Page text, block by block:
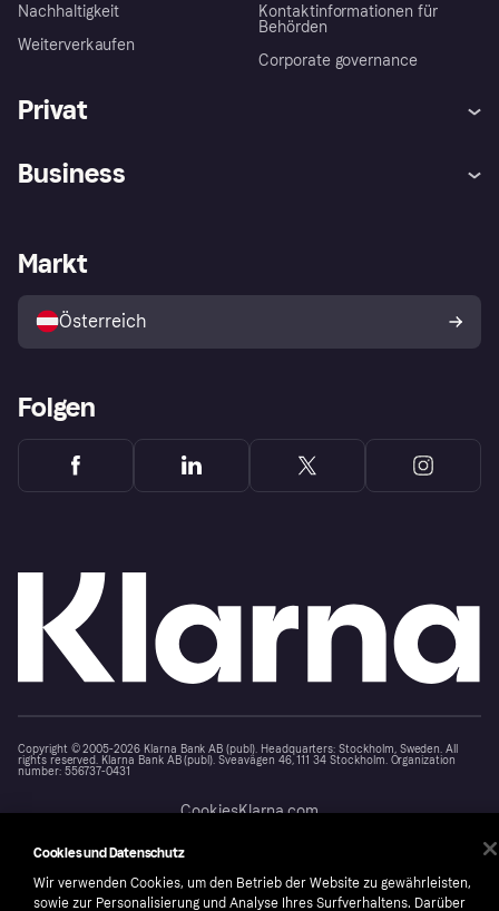
Nachhaltigkeit
Weiterverkaufen
Kontaktinformationen für
Behörden
Corporate governance
Privat
Shops entdecken
Business
Händlerportal
Markt
Österreich
Folgen
Copyright © 2005-2026 Klarna Bank AB (publ). Headquarters: Stockholm, Sweden. All
rights reserved. Klarna Bank AB (publ). Sveavägen 46, 111 34 Stockholm. Organization
number: 556737-0431
CookiesKlarna.com
Cookies und Datenschutz
Wir verwenden Cookies, um den Betrieb der Website zu gewährleisten,
sowie zur Personalisierung und Analyse Ihres Surfverhaltens. Darüber